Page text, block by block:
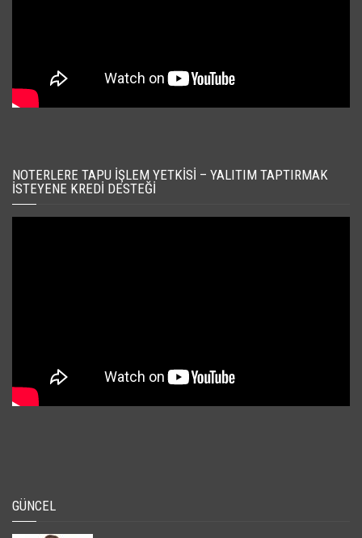
NOTERLERE TAPU İŞLEM YETKISI – YALITIM TAPTIRMAK
İSTEYENE KREDI DESTEĞI
GÜNCEL